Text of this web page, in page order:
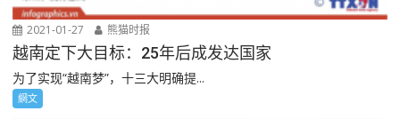
2021-01-27 熊猫时报
越南定下大目标：25年后成发达国家
为了实现“越南梦”，十三大明确提...
網文